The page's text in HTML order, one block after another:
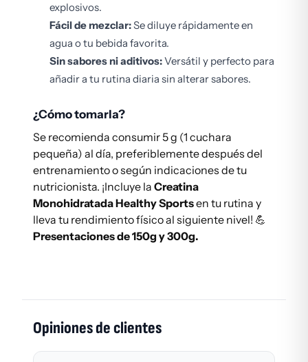
explosivos.
Fácil de mezclar:Se diluye rápidamente en
agua o tu bebida favorita.
Sin sabores ni aditivos:Versátil y perfecto para
añadir a tu rutina diaria sin alterar sabores.
¿Cómo tomarla?
Se recomienda consumir 5 g (1 cuchara
pequeña) al día, preferiblemente después del
entrenamiento o según indicaciones de tu
nutricionista. ¡Incluye la Creatina
Monohidratada Healthy Sportsen tu rutina y
lleva tu rendimiento físico al siguiente nivel! 💪
Presentaciones de 150g y 300g.
Opiniones de clientes